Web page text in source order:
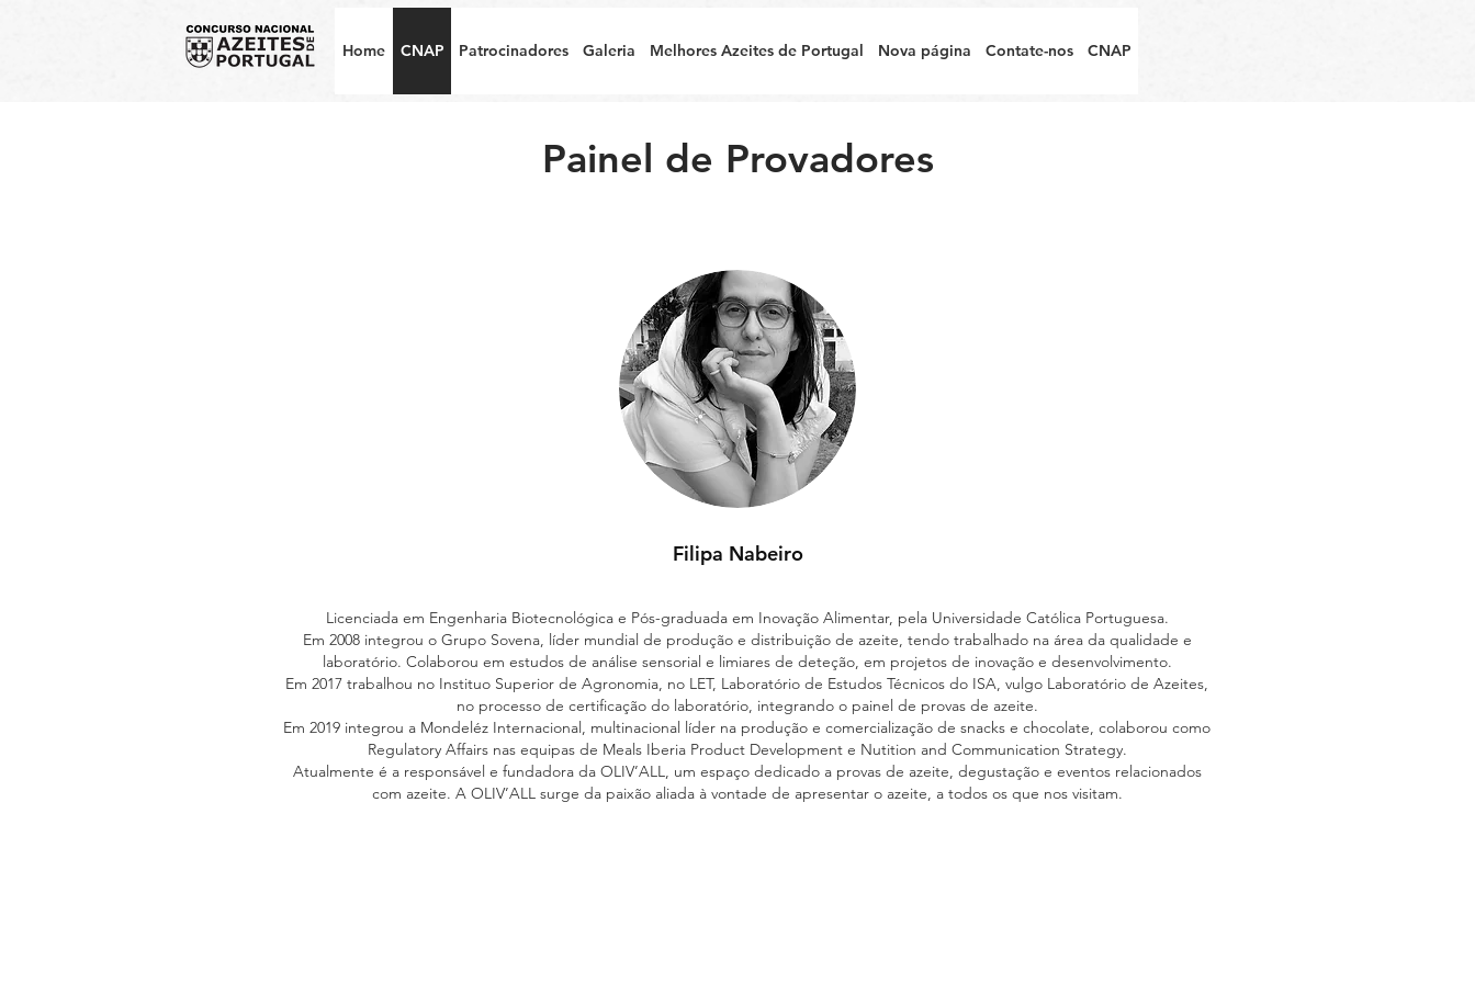
Home CNAP Patrocinadores Galeria Melhores Azeites de Portugal Nova página Contate-nos CNAP
Painel de Provadores
Filipa Nabeiro
Licenciada em Engenharia Biotecnológica e Pós-graduada em Inovação Alimentar, pela Universidade Católica Portuguesa.
Em 2008 integrou o Grupo Sovena, líder mundial de produção e distribuição de azeite, tendo trabalhado na área da qualidade e
laboratório. Colaborou em estudos de análise sensorial e limiares de deteção, em projetos de inovação e desenvolvimento.
Em 2017 trabalhou no Instituo Superior de Agronomia, no LET, Laboratório de Estudos Técnicos do ISA, vulgo Laboratório de Azeites,
no processo de certificação do laboratório, integrando o painel de provas de azeite.
Em 2019 integrou a Mondeléz Internacional, multinacional líder na produção e comercialização de snacks e chocolate, colaborou como
Regulatory Affairs nas equipas de Meals Iberia Product Development e Nutition and Communication Strategy.
Atualmente é a responsável e fundadora da OLIV’ALL, um espaço dedicado a provas de azeite, degustação e eventos relacionados
com azeite. A OLIV’ALL surge da paixão aliada à vontade de apresentar o azeite, a todos os que nos visitam.